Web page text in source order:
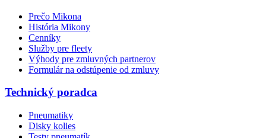
Prečo Mikona
História Mikony
Cenníky
Služby pre fleety
Výhody pre zmluvných partnerov
Formulár na odstúpenie od zmluvy
Technický poradca
Pneumatiky
Disky kolies